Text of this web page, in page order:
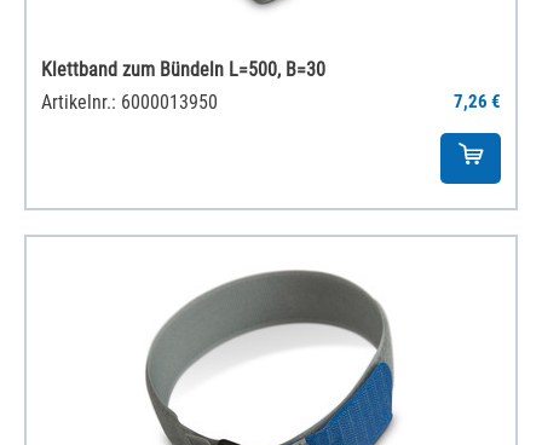
Klettband zum Bündeln L=500, B=30
Artikelnr.: 6000013950
7,26 €